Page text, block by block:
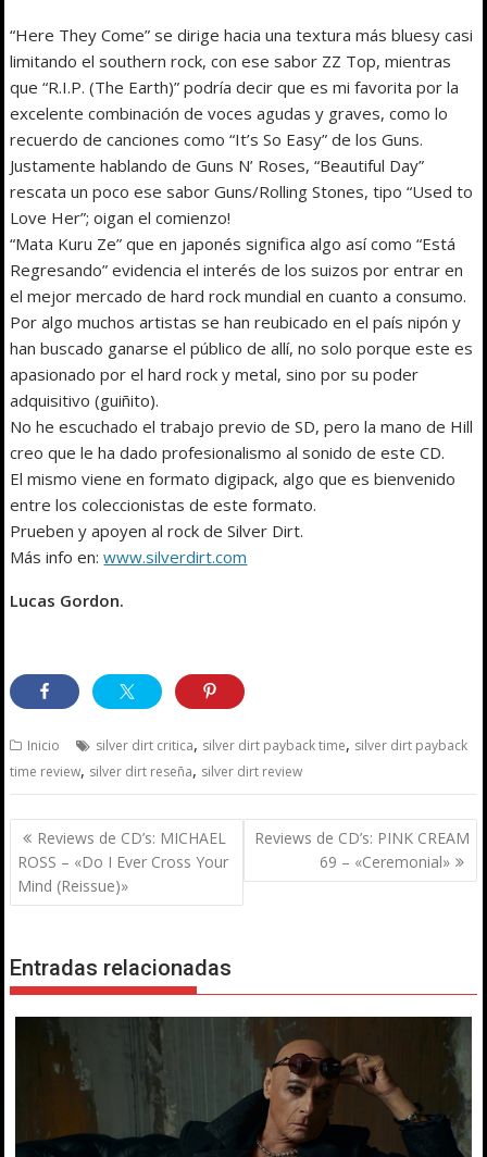
“Here They Come” se dirige hacia una textura más bluesy casi
limitando el southern rock, con ese sabor ZZ Top, mientras
que “R.I.P. (The Earth)” podría decir que es mi favorita por la
excelente combinación de voces agudas y graves, como lo
recuerdo de canciones como “It’s So Easy” de los Guns.
Justamente hablando de Guns N’ Roses, “Beautiful Day”
rescata un poco ese sabor Guns/Rolling Stones, tipo “Used to
Love Her”; oigan el comienzo!
“Mata Kuru Ze” que en japonés significa algo así como “Está
Regresando” evidencia el interés de los suizos por entrar en
el mejor mercado de hard rock mundial en cuanto a consumo.
Por algo muchos artistas se han reubicado en el país nipón y
han buscado ganarse el público de allí, no solo porque este es
apasionado por el hard rock y metal, sino por su poder
adquisitivo (guiñito).
No he escuchado el trabajo previo de SD, pero la mano de Hill
creo que le ha dado profesionalismo al sonido de este CD.
El mismo viene en formato digipack, algo que es bienvenido
entre los coleccionistas de este formato.
Prueben y apoyen al rock de Silver Dirt.
Más info en:www.silverdirt.com
Lucas Gordon.
Inicio silver dirt critica, silver dirt payback time, silver dirt payback
time review, silver dirt reseña, silver dirt review
Navegación
de
entradas
Reviews de CD’s: MICHAEL
ROSS – «Do I Ever Cross Your
Mind (Reissue)»
Reviews de CD’s: PINK CREAM
69 – «Ceremonial»
Entradas relacionadas